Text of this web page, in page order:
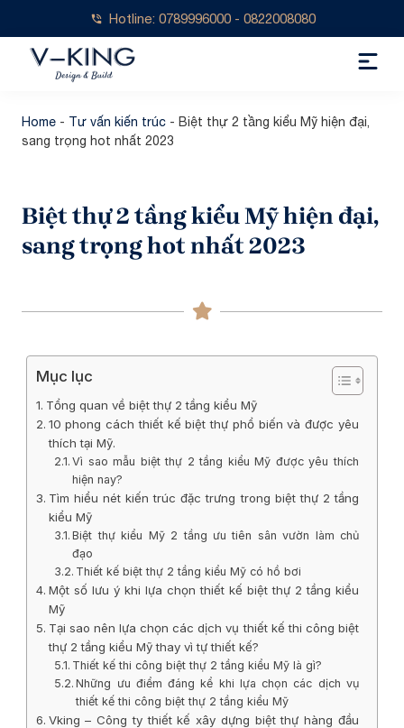
Hotline: 0789996000 - 0822008080
Home - Tư vấn kiến trúc - Biệt thự 2 tầng kiểu Mỹ hiện đại,
sang trọng hot nhất 2023
Biệt thự 2 tầng kiểu Mỹ hiện đại,
sang trọng hot nhất 2023
Mục lục
Tổng quan về biệt thự 2 tầng kiểu Mỹ
10 phong cách thiết kế biệt thự phổ biến và được yêu
thích tại Mỹ.
Vì sao mẫu biệt thự 2 tầng kiểu Mỹ được yêu thích
hiện nay?
Tìm hiểu nét kiến trúc đặc trưng trong biệt thự 2 tầng
kiểu Mỹ
Biệt thự kiểu Mỹ 2 tầng ưu tiên sân vườn làm chủ
đạo
Thiết kế biệt thự 2 tầng kiểu Mỹ có hồ bơi
Một số lưu ý khi lựa chọn thiết kế biệt thự 2 tầng kiểu
Mỹ
Tại sao nên lựa chọn các dịch vụ thiết kế thi công biệt
thự 2 tầng kiểu Mỹ thay vì tự thiết kế?
Thiết kế thi công biệt thự 2 tầng kiểu Mỹ là gì?
Những ưu điểm đáng kể khi lựa chọn các dịch vụ
thiết kế thi công biệt thự 2 tầng kiểu Mỹ
Vking – Công ty thiết kế xây dựng biệt thự hàng đầu